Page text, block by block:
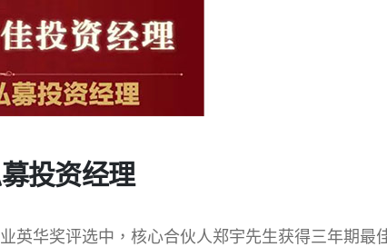
投资经理
英华奖评选中，核心合伙人郑宇先生获得三年期最